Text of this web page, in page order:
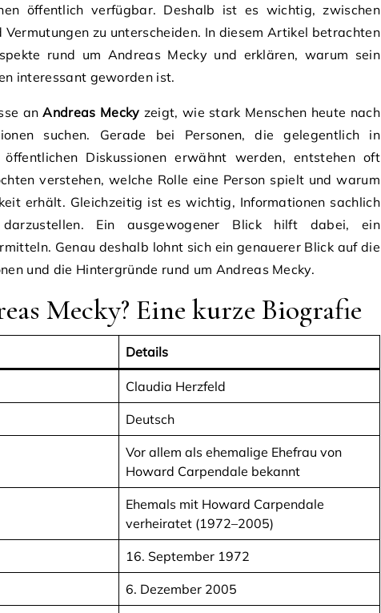
öffentlich verfügbar. Deshalb ist es wichtig, zwischen
zu unterscheiden. In diesem Artikel betrachten
rund um Andreas Mecky und erklären, warum sein
interessant geworden ist.
anAndreas Mecky zeigt, wie stark Menschen heute nach
suchen. Gerade bei Personen, die gelegentlich in
öffentlichen Diskussionen erwähnt werden, entstehen oft
verstehen, welche Rolle eine Person spielt und warum
erhält. Gleichzeitig ist es wichtig, Informationen sachlich
darzustellen. Ein ausgewogener Blick hilft dabei, ein
Genau deshalb lohnt sich ein genauerer Blick auf die
und die Hintergründe rund um Andreas Mecky.
Mecky? Eine kurze Biografie
Details
Claudia Herzfeld
Deutsch
Vor allem als ehemalige Ehefrau von
Howard Carpendale bekannt
Ehemals mit Howard Carpendale
verheiratet (1972–2005)
16. September 1972
6. Dezember 2005